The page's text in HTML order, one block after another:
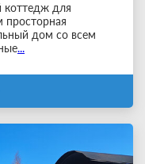
коттедж для
просторная
дом со всем
...